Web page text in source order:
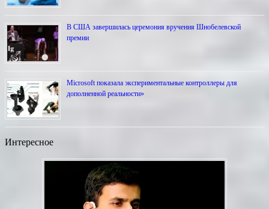
В США завершилась церемония вручения Шнобелевской
премии
Microsoft показала экспериментальные контроллеры для
дополненной реальности»
Интересное